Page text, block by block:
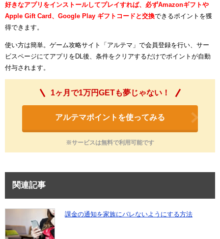
好きなアプリをインストールしてプレイすれば、必ずAmazonギフトや
Apple Gift Card、Google Play ギフトコードと交換できるポイントを獲
得できます。
使い方は簡単。ゲーム攻略サイト「アルテマ」で会員登録を行い、サー
ビスページにてアプリをDL後、条件をクリアするだけでポイントが自動
付与されます。
1ヶ月で1万円GETも夢じゃない！
アルテマポイントを使ってみる
※サービスは無料で利用可能です
関連記事
課金の通知を家族にバレないようにする方法